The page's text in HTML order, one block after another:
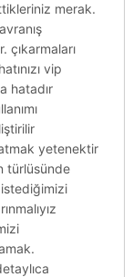
merak.
çıkarmaları
vip
hatadır
yetenektir
türlüsünde
istediğimizi